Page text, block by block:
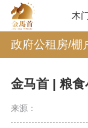
木
政府公租房/棚
金马首 | 粮
来源：